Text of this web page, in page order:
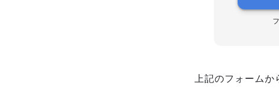
上記のフォームか